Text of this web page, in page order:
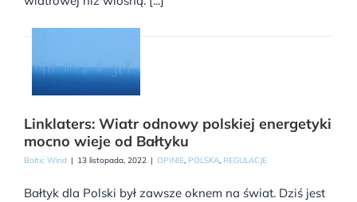
Linklaters: Wiatr odnowy polskiej energetyki
mocno wieje od Bałtyku
Baltic Wind | 13 listopada, 2022 | OPINIE, POLSKA, REGULACJE
Bałtyk dla Polski był zawsze oknem na świat. Dziś jest